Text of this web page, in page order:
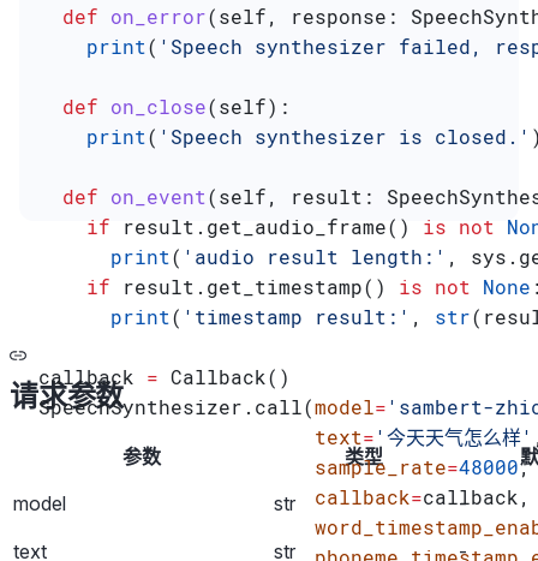
  def
on_error(self, response :
    print
( 'Speech synthesizer failed,
  def
on_close(self):
    print
( 'Speech synthesizer is closed.'
  def
on_event(self, result :
    if
result.get_audio_frame() is not
      print
( 'audio result length:' ,
    if
result.get_timestamp() is not None
      print
( 'timestamp result:' , str
callback = Callback()
SpeechSynthesizer.call(model='sambert-
                       text
='今天天气怎么样'
                       sample_rate
=48000,
                       callback
=callback,
请求参数
参数 类型
model
str
-
text
str
-